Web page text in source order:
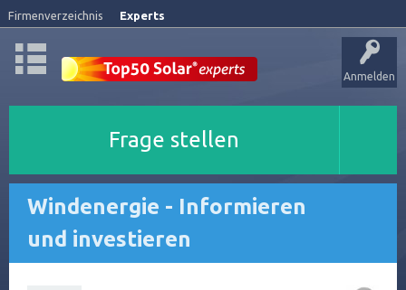
Firmenverzeichnis Experts
Anmelden
Frage stellen
Windenergie - Informieren
und investieren